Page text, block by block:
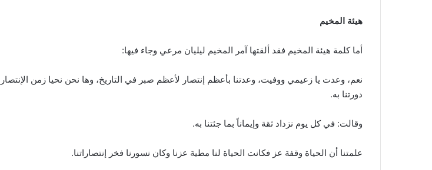
هيئة المخيم
أما كلمة هيئة المخيم فقد ألقتها آمر المخيم ليليان مرعي وجاء فيها:
نعم، وعدت يا زعيمي ووفيت، وعدتنا بأعظم إنتصار لأعظم صبر في التاريخ، وها نحن نحيا زمن
دورتنا به.
وقالت: في كل يوم نزداد ثقة وإيماناً بما جئتنا به.
علمتنا أن الحياة وقفة عز فكانت الحياة لنا مطية عزنا وكان نسورنا فخر إنتصاراتنا.